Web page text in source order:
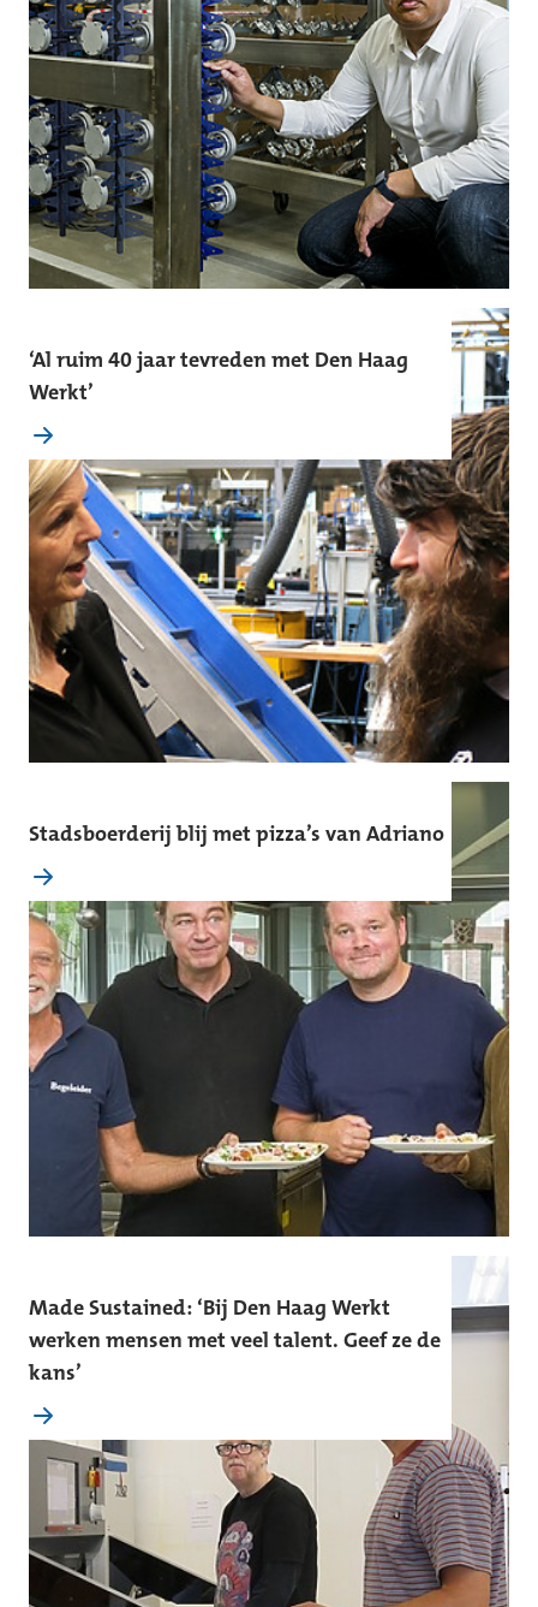
‘Al ruim 40 jaar tevreden met Den Haag
Werkt’
Stadsboerderij blij met pizza’s van Adriano
Made Sustained: ‘Bij Den Haag Werkt
werken mensen met veel talent. Geef ze de
kans’